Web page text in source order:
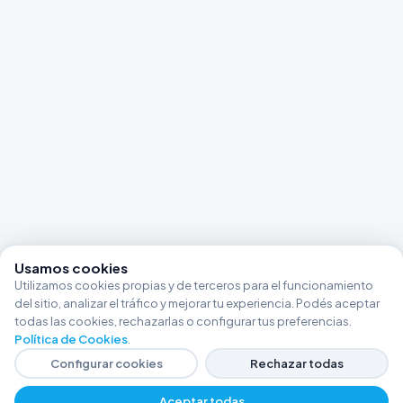
Usamos cookies
Utilizamos cookies propias y de terceros para el funcionamiento
del sitio, analizar el tráfico y mejorar tu experiencia. Podés aceptar
todas las cookies, rechazarlas o configurar tus preferencias.
Política de Cookies
Configurar cookies
Rechazar todas